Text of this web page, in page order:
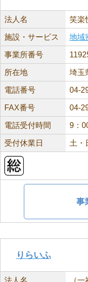
法人名 笑楽
施設・サービス 地域
事業所番号
所在地 埼玉
電話番号 04-
FAX番号 04-
電話受付時間 9：
受付休業日 土・
事
りらいふ
法人名 （